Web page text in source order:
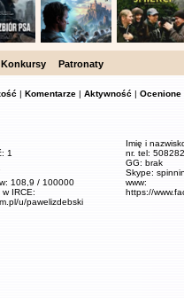
Konkursy Patronaty
| Komentarze | Aktywność | Ocenione
1
108,9 / 100000
IRCE:
u/pawelizdebski
Imię i
nr. tel:
GG: brak
Skype:
www:
https://